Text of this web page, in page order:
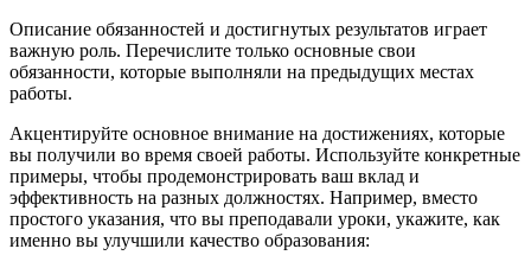
Описание обязанностей и достигнутых результатов играет
важную роль. Перечислите только основные свои
обязанности, которые выполняли на предыдущих местах
работы.
Акцентируйте основное внимание на достижениях, которые
вы получили во время своей работы. Используйте конкретные
примеры, чтобы продемонстрировать ваш вклад и
эффективность на разных должностях. Например, вместо
простого указания, что вы преподавали уроки, укажите, как
именно вы улучшили качество образования: